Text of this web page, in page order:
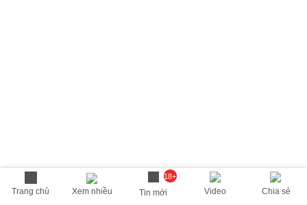
Trang chủ Xem nhiều
18+
Tin mới Video Chia sẻ